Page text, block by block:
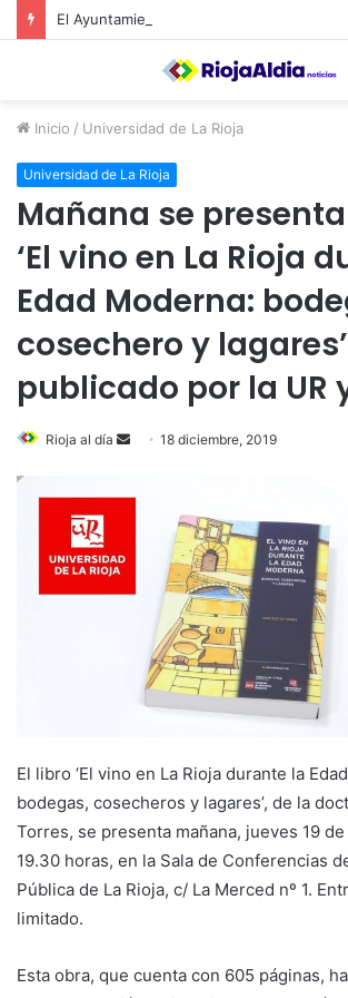
Inicio / Universidad de La Rioja
Universidad de La Rioja
Mañana se
‘El vino en La Rioja
Edad Moderna:
cosechero y
publicado por la UR
Rioja al día
n
e
18 diciembre, 2019
El libro ‘El vino en La Rioja durante la
bodegas, cosecheros y lagares’, de la
Torres, se presenta mañana, jueves 19
19.30 horas, en la Sala de Conferencias
Pública de La Rioja, c/ La Merced nº 1.
limitado.
Esta obra, que cuenta con 605 páginas,